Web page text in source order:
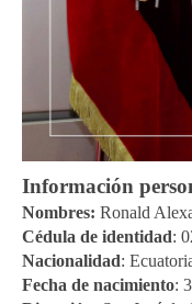
Información
Nombres: Ronald
Cédula de identidad:
Nacionalidad:
Fecha de nacimiento: